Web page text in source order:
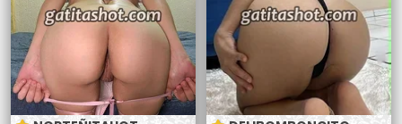
negro. Y más bebé escríbeme
para quedar y vernos baby 🍑
misionero, piernitas al hombro